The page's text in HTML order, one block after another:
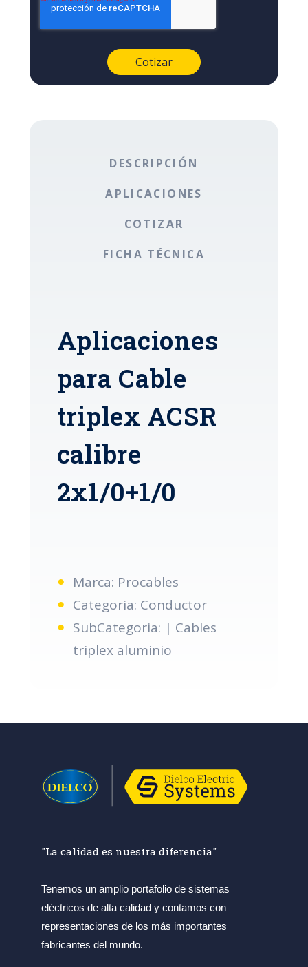
DESCRIPCIÓN
APLICACIONES
COTIZAR
FICHA TÉCNICA
Aplicaciones
para Cable
triplex ACSR
calibre
2x1/0+1/0
Marca: Procables
Categoria: Conductor
SubCategoria: | Cables
triplex aluminio
"La calidad es nuestra diferencia"
Tenemos un amplio portafolio de sistemas
eléctricos de alta calidad y contamos con
representaciones de los más importantes
fabricantes del mundo.